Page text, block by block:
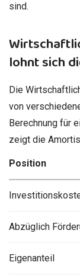
sind.
lohnt sich
Die
von
Berechnung für
zeigt die
Position
Abzüglich
Eigenanteil